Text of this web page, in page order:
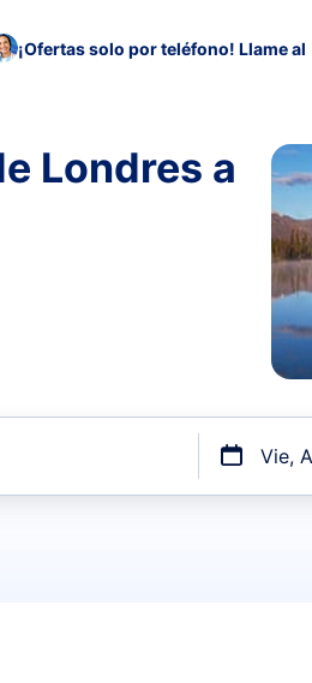
¡Ofertas solo por teléfono! Llame al
Londres a
Vie,